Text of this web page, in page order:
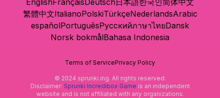
繁體中文ItalianoPolskiTürkçeNederlandsArabic
españolPortuguêsРусскийภาษาไทยDansk
Norsk bokmålBahasa Indonesia
Terms of ServicePrivacy Policy
© 2024 sprunki.ing. All rights reserved.
Disclaimer: Sprunki Incredibox Game is an independent
website and is not affiliated with any organizations.